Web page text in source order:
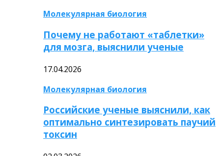
Молекулярная биология
Почему не работают «таблетки»
для мозга, выяснили ученые
17.04.2026
Молекулярная биология
Российские ученые выяснили, как
оптимально синтезировать паучий
токсин